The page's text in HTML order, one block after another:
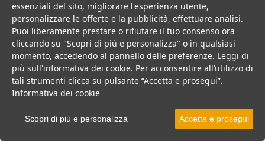
Trova la soluzione migliore per la tua prossima
vacanza.
Noi di belsalento.it abbiamo selezionato per te le migliori mete, i
migliori servizi, le migliori offerte per il tuo prossimo viaggio.
essenziali del sito, migliorare l'esperienza utente,
personalizzare le offerte e la pubblicità, effettuare analisi.
Puoi liberamente prestare o rifiutare il tuo consenso ora
cliccando su "Scopri di più e personalizza" o in qualsiasi
momento, accedendo al pannello delle preferenze. Leggi di
più sull'informativa dei cookie. Per acconsentire all’utilizzo di
tali strumenti clicca su pulsante “Accetta e prosegui”.
Informativa dei cookie
Scopri di più e personalizza Accetta e prosegui